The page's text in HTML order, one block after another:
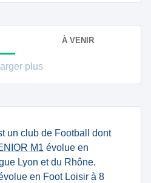
À VENIR
plus
un club de Football dont
M1 évolue en
Lyon et du Rhône.
en Foot Loisir à 8